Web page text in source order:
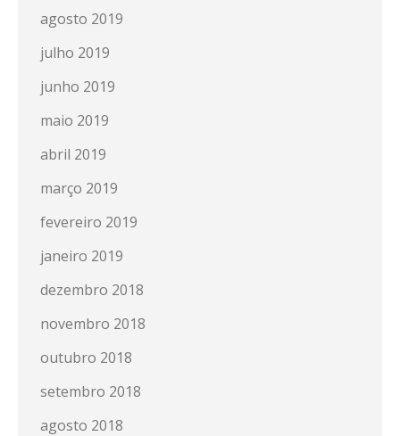
agosto 2019
julho 2019
junho 2019
maio 2019
abril 2019
março 2019
fevereiro 2019
janeiro 2019
dezembro 2018
novembro 2018
outubro 2018
setembro 2018
agosto 2018